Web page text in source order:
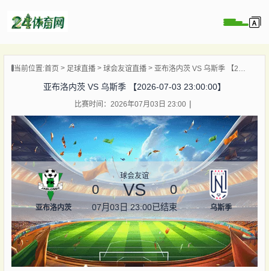
播
播
播
当前位置:首页 足球直播 球会友谊直播 亚布洛内茨 VS 乌斯季 【2026-07-03 23:00:00】
亚布洛内茨 VS 乌斯季 【2026-07-03 23:00:00】
比赛时间：2026年07月03日 23:00
亚布洛内茨
球会友谊
0 VS 0
07月03日 23:00已结束 乌斯季